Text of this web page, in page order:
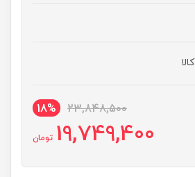
23,848,500
18%
19,749,400 تومان